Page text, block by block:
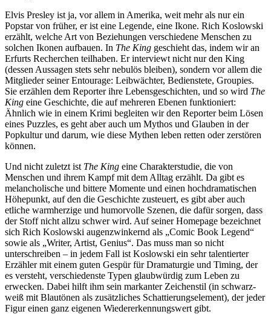
Elvis Presley ist ja, vor allem in Amerika, weit mehr als nur ein
Popstar von früher, er ist eine Legende, eine Ikone. Rich Koslowski
erzählt, welche Art von Beziehungen verschiedene Menschen zu
solchen Ikonen aufbauen. In The King geschieht das, indem wir an
Erfurts Recherchen teilhaben. Er interviewt nicht nur den King
(dessen Aussagen stets sehr nebulös bleiben), sondern vor allem die
Mitglieder seiner Entourage: Leibwächter, Bedienstete, Groupies.
Sie erzählen dem Reporter ihre Lebensgeschichten, und so wird The
King eine Geschichte, die auf mehreren Ebenen funktioniert:
Ähnlich wie in einem Krimi begleiten wir den Reporter beim Lösen
eines Puzzles, es geht aber auch um Mythos und Glauben in der
Popkultur und darum, wie diese Mythen leben retten oder zerstören
können.
Und nicht zuletzt ist The King eine Charakterstudie, die von
Menschen und ihrem Kampf mit dem Alltag erzählt. Da gibt es
melancholische und bittere Momente und einen hochdramatischen
Höhepunkt, auf den die Geschichte zusteuert, es gibt aber auch
etliche warmherzige und humorvolle Szenen, die dafür sorgen, dass
der Stoff nicht allzu schwer wird. Auf seiner Homepage bezeichnet
sich Rich Koslowski augenzwinkernd als „Comic Book Legend“
sowie als „Writer, Artist, Genius“. Das muss man so nicht
unterschreiben – in jedem Fall ist Koslowski ein sehr talentierter
Erzähler mit einem guten Gespür für Dramaturgie und Timing, der
es versteht, verschiedenste Typen glaubwürdig zum Leben zu
erwecken. Dabei hilft ihm sein markanter Zeichenstil (in schwarz-
weiß mit Blautönen als zusätzliches Schattierungselement), der jeder
Figur einen ganz eigenen Wiedererkennungswert gibt.